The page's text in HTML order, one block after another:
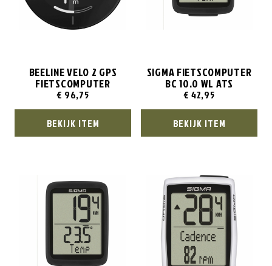
BEELINE VELO 2 GPS
FIETSCOMPUTER
€ 96,75
BEKIJK ITEM
SIGMA FIETSCOMPUTER
BC 10.0 WL ATS
€ 42,95
BEKIJK ITEM